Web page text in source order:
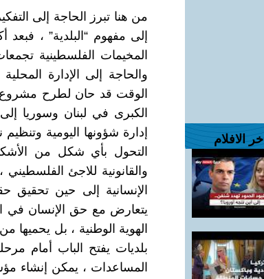
اخر الافلام
من هنا تبرز الحاجة إلى
إلى مفهوم “البلدية” ،
المخيمات الفلسطينية
والحاجة إلى الإدارة
الوقت قد حان لطرح
الكبرى في لبنان وسوريا
إدارة شؤونها اليومية
التحول بأي شكل من
والقانونية للاجئ
الإنسانية إلى حين تحقيق
يتعارض مع حق الإنسان في
الهوية الوطنية ، بل
بلديات يفتح الباب أمام
المساعدات ، يمكن إنشاء